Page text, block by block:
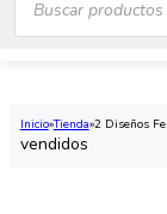
productos
Inicio Tienda 2 Diseños
vendidos